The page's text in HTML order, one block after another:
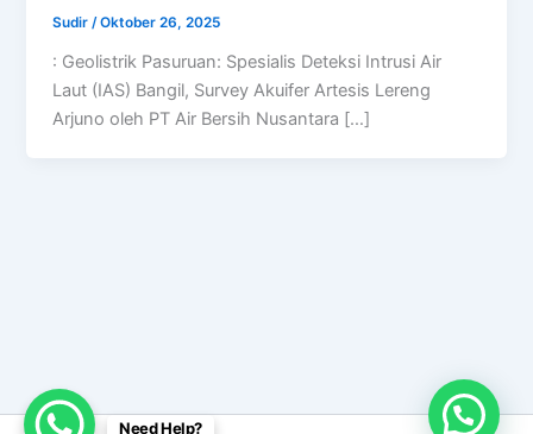
Sudir /Oktober 26, 2025
: Geolistrik Pasuruan: Spesialis Deteksi Intrusi Air
Laut (IAS) Bangil, Survey Akuifer Artesis Lereng
Arjuno oleh PT Air Bersih Nusantara […]
Need Help?